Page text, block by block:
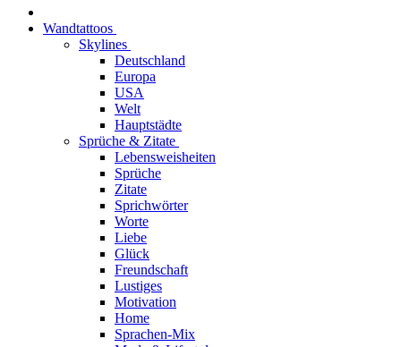
Wandtattoos
Skylines
Deutschland
Europa
USA
Welt
Hauptstädte
Sprüche & Zitate
Lebensweisheiten
Sprüche
Zitate
Sprichwörter
Worte
Liebe
Glück
Freundschaft
Lustiges
Motivation
Home
Sprachen-Mix